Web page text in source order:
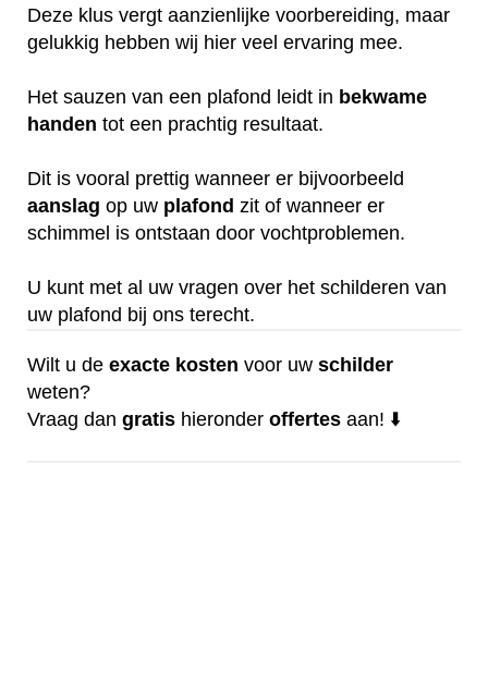
Deze klus vergt aanzienlijke voorbereiding, maar
gelukkig hebben wij hier veel ervaring mee.
Het sauzen van een plafond leidt in bekwame
handen tot een prachtig resultaat.
Dit is vooral prettig wanneer er bijvoorbeeld
aanslag op uw plafond zit of wanneer er
schimmel is ontstaan door vochtproblemen.
U kunt met al uw vragen over het schilderen van
uw plafond bij ons terecht.
Wilt u de exacte kosten voor uw schilder
weten?
Vraag dan gratis hieronder offertes aan! ⬇️